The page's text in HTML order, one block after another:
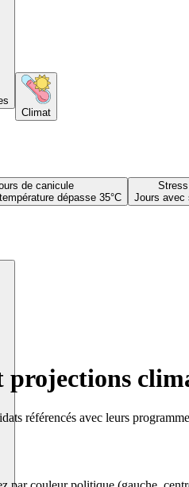
Climat
de canicule
dépasse 35°C
Jours avec
référencés avec leurs